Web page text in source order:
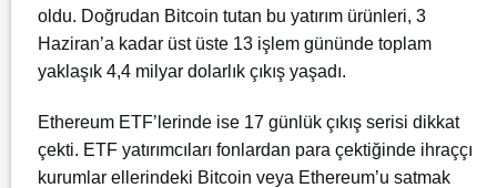
oldu. Doğrudan Bitcoin tutan bu yatırım ürünleri, 3
Haziran’a kadar üst üste 13 işlem gününde toplam
yaklaşık 4,4 milyar dolarlık çıkış yaşadı.
Ethereum ETF’lerinde ise 17 günlük çıkış serisi dikkat
çekti. ETF yatırımcıları fonlardan para çektiğinde ihraççı
kurumlar ellerindeki Bitcoin veya Ethereum’u satmak